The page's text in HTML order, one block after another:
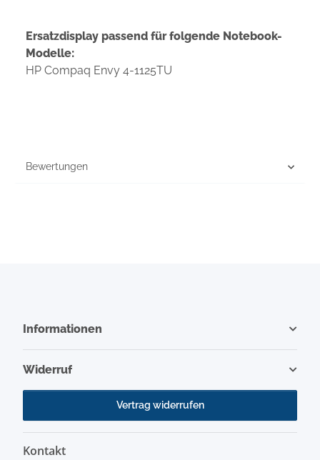
Ersatzdisplay passend für folgende Notebook-
Modelle:
HP Compaq Envy 4-1125TU
Bewertungen
Informationen
Widerruf
Vertrag widerrufen
Kontakt